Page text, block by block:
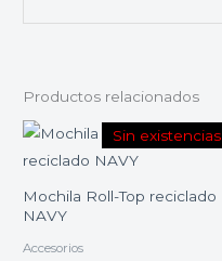
Productos relacionados
Sin existencias
Mochila Roll-Top reciclado
NAVY
Accesorios